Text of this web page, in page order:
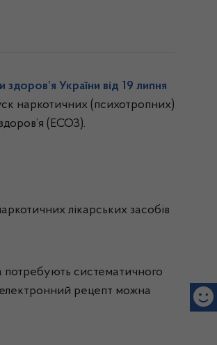
України від 19 липня
наркотичних (психотропних)
(ЕСОЗ).
лікарських засобів
потребують систематичного
рецепт можна